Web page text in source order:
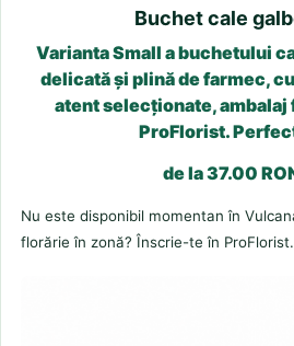
Buchet cale
Varianta Small a buchetului
delicată și plină de farmec,
atent selecționate, ambalaj
ProFlorist.
de la 37.00
Nu este disponibil momentan în
florărie în zonă? Înscrie-te în ProFlorist.